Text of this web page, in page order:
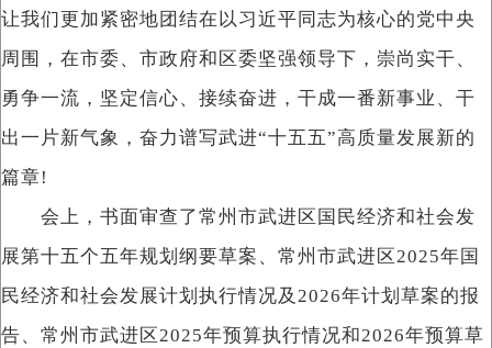
让我们更加紧密地团结在以习近平同志为核心的党中央
周围，在市委、市政府和区委坚强领导下，崇尚实干、
勇争一流，坚定信心、接续奋进，干成一番新事业、干
出一片新气象，奋力谱写武进“十五五”高质量发展新的
篇章!
会上，书面审查了常州市武进区国民经济和社会发
展第十五个五年规划纲要草案、常州市武进区2025年国
民经济和社会发展计划执行情况及2026年计划草案的报
告、常州市武进区2025年预算执行情况和2026年预算草